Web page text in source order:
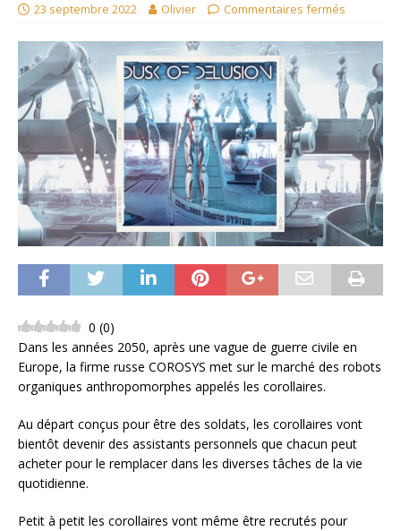
23 septembre 2022 Olivier Commentaires fermés
0 (0)
Dans les années 2050, après une vague de guerre civile en
Europe, la firme russe COROSYS met sur le marché des robots
organiques anthropomorphes appelés les corollaires.
Au départ conçus pour être des soldats, les corollaires vont
bientôt devenir des assistants personnels que chacun peut
acheter pour le remplacer dans les diverses tâches de la vie
quotidienne.
Petit à petit les corollaires vont même être recrutés pour